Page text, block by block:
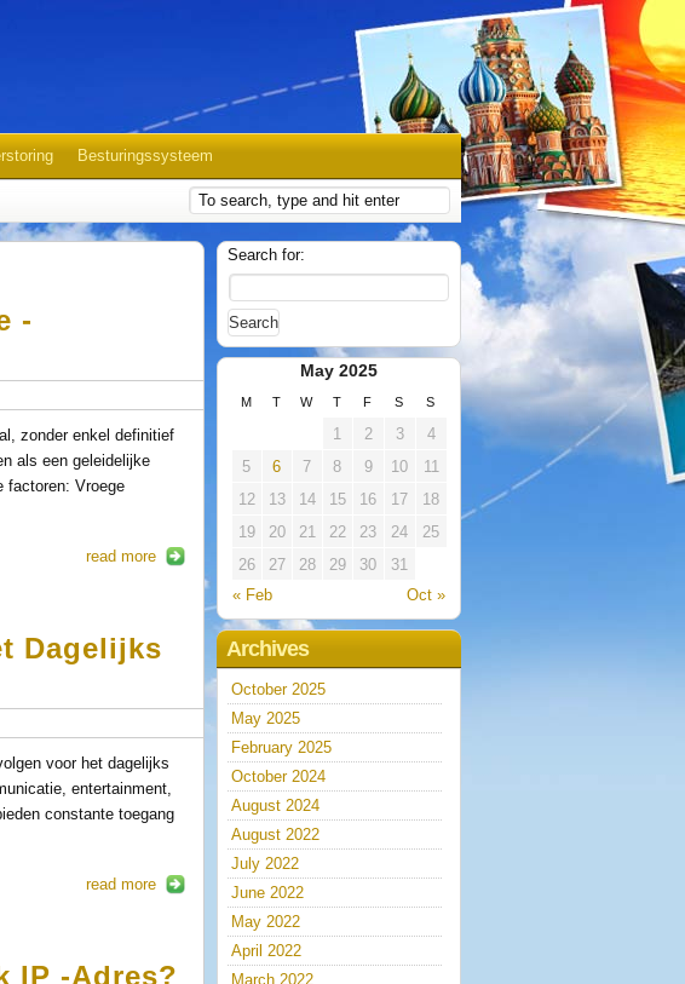
Besturingssysteem
-
zonder enkel definitief
als een geleidelijke
factoren: Vroege
read more
Dagelijks
voor het dagelijks
entertainment,
constante toegang
read more
IP -adres?
Search for:
May 2025
M T W T F S S
« Feb Oct »
1 2 3
4
5
6 7 8 9 10
11
12
13 14 15 16 17
18
19
20 21 22 23 24
25
26
27 28 29 30 31
Archives
October 2025
May 2025
February 2025
October 2024
August 2024
August 2022
July 2022
June 2022
May 2022
April 2022
March 2022